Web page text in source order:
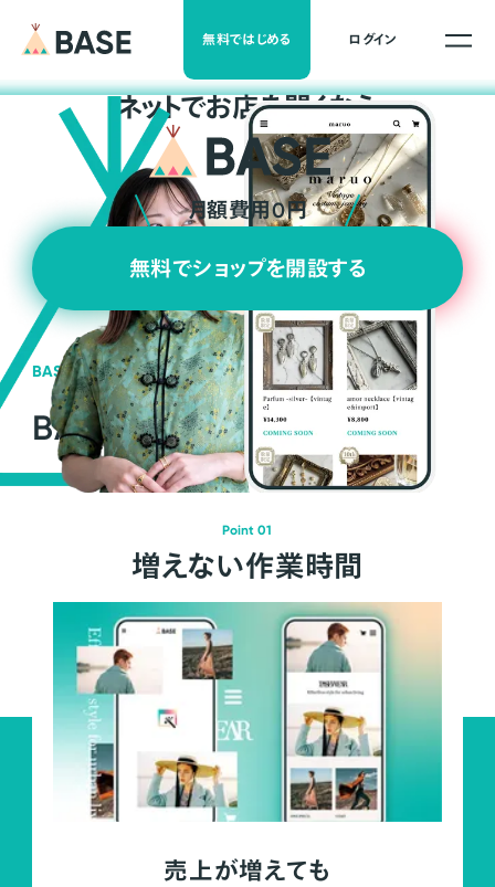
無料ではじめる ログイン
ネットでお店を開くなら
月額費用0円
無料でショップを開設する
BASEの強み
BASEが強い3つの理由
Point 01
増えない作業時間
売上が増えても